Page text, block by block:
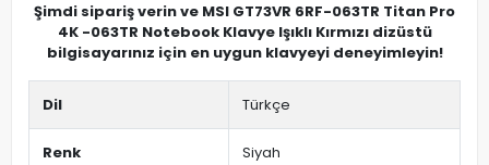
Şimdi sipariş verin ve MSI GT73VR 6RF-063TR Titan Pro
4K -063TR Notebook Klavye Işıklı Kırmızı dizüstü
bilgisayarınız için en uygun klavyeyi deneyimleyin!
Dil Türkçe
Renk Siyah